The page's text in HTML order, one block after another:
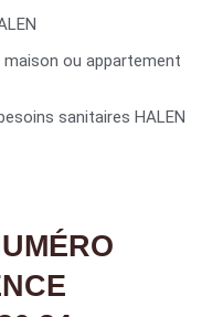
maison ou appartement
sanitaires HALEN